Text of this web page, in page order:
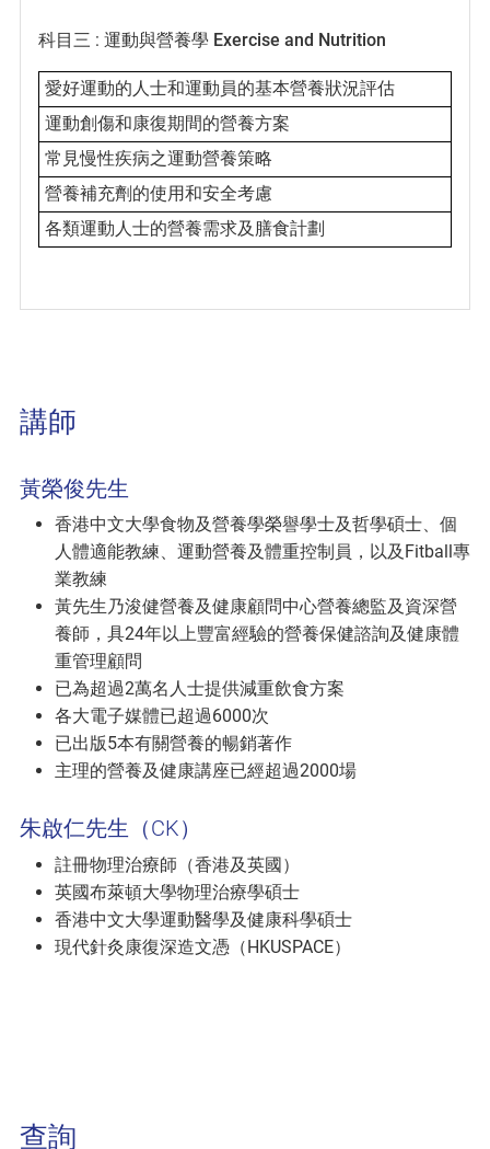
科目三 : 運動與營養學 Exercise and Nutrition
愛好運動的人士和運動員的基本營養狀況評估
運動創傷和康復期間的營養方案
常見慢性疾病之運動營養策略
營養補充劑的使用和安全考慮
各類運動人士的營養需求及膳食計劃
講師
黃榮俊先生
香港中文大學食物及營養學榮譽學士及哲學碩士、個
人體適能教練、運動營養及體重控制員，以及Fitball專
業教練
黃先生乃浚健營養及健康顧問中心營養總監及資深營
養師，具24年以上豐富經驗的營養保健諮詢及健康體
重管理顧問
已為超過2萬名人士提供減重飲食方案
各大電子媒體已超過6000次
已出版5本有關營養的暢銷著作
主理的營養及健康講座已經超過2000場
朱啟仁先生（CK）
註冊物理治療師（香港及英國）
英國布萊頓大學物理治療學碩士
香港中文大學運動醫學及健康科學碩士
現代針灸康復深造文憑（HKUSPACE）
查詢